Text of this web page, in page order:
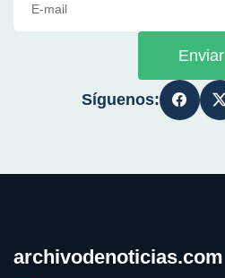
Enviar
Síguenos:
archivodenoticias.com